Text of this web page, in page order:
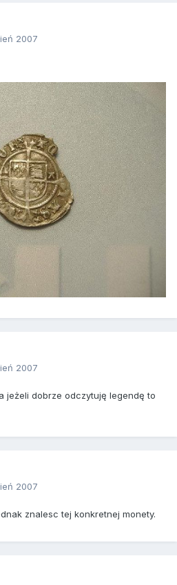
2007
2007
jeżeli dobrze odczytuję legendę to
2007
znalesc tej konkretnej monety.